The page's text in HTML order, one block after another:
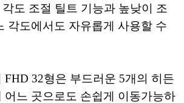
도 조절 틸트 기능과 높낮이 조
각도에서도 자유롭게 사용할 수
FHD 32형은 부드러운 5개의 히든
어느 곳으로도 손쉽게 이동가능하